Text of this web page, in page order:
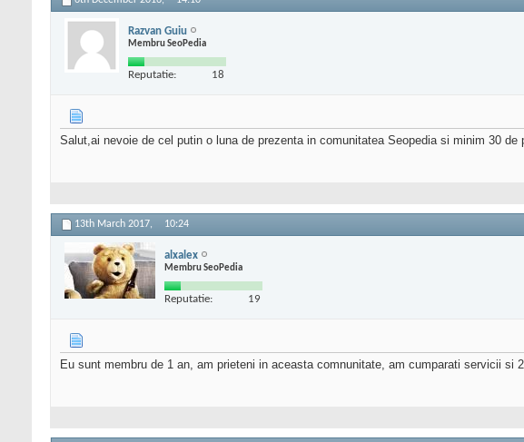
Razvan Guiu
Membru SeoPedia
Reputatie: 18
Salut,ai nevoie de cel putin o luna de prezenta in comunitatea Seopedia si minim 30
13th March 2017, 10:24
alxalex
Membru SeoPedia
Reputatie: 19
Eu sunt membru de 1 an, am prieteni in aceasta comnunitate, am cumparati servicii